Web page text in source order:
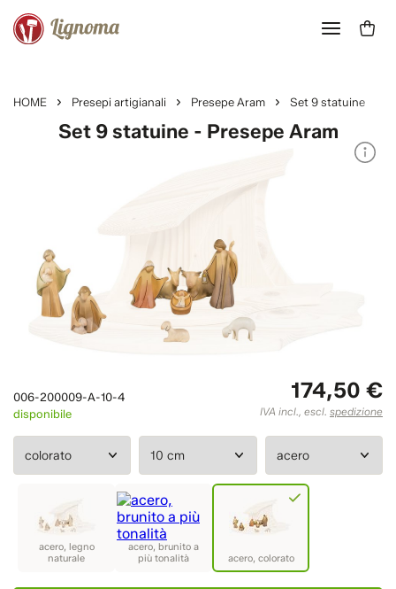
HOME Presepi artigianali Presepe Aram Set 9 statuine
Set 9 statuine - Presepe Aram
174,50 €
IVA incl., escl. spedizione
006-200009-A-10-4
disponibile